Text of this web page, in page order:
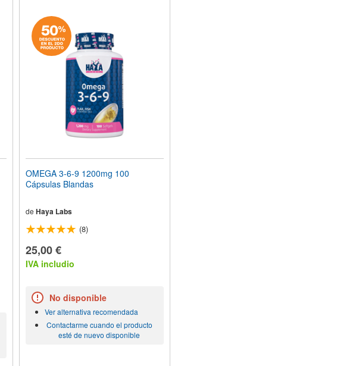
OMEGA 3-6-9 1200mg 100
Cápsulas Blandas
de Haya Labs
(8)
25,00 €
IVA includio
No disponible
Ver alternativa recomendada
Contactarme cuando el producto
esté de nuevo disponible